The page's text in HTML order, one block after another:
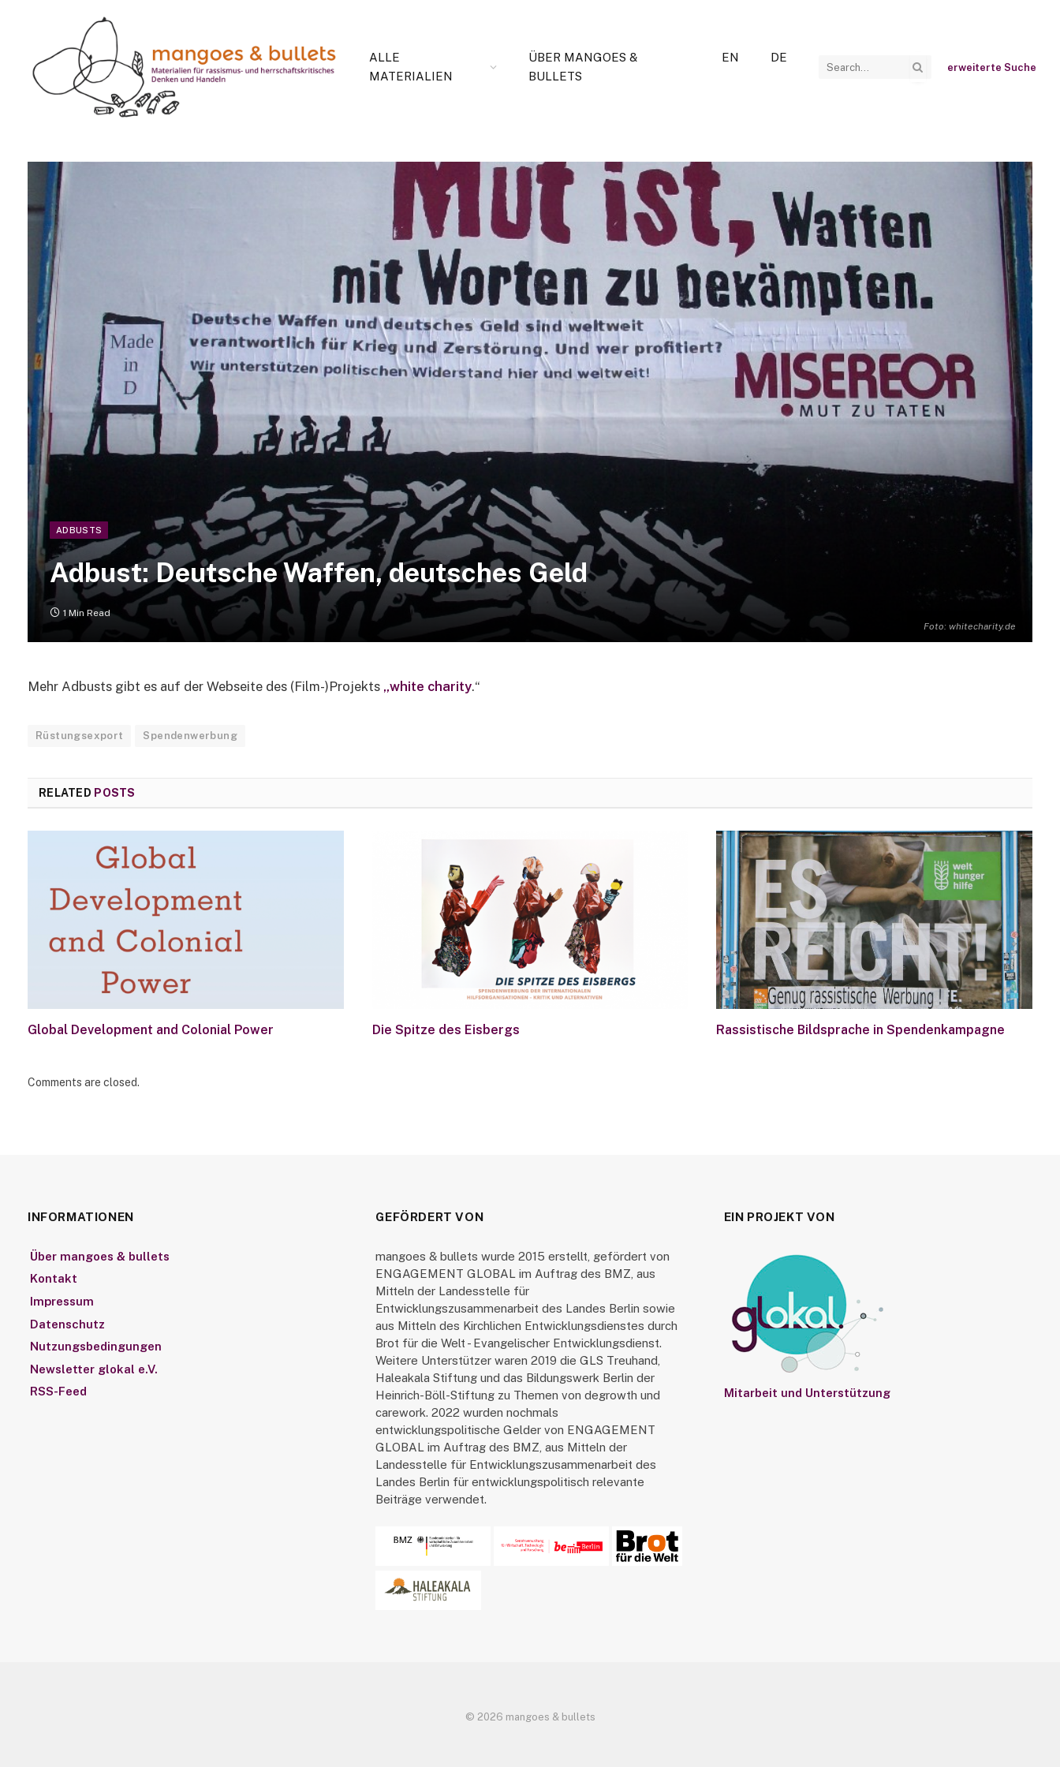
ALLE
MATERIALIEN
ÜBER MANGOES &
BULLETS
EN DE
erweiterte Suche
Foto: whitecharity.de
ADBUSTS
Adbust: Deutsche Waffen, deutsches Geld
1 Min Read
Mehr Adbusts gibt es auf der Webseite des (Film-)Projekts „white charity.“
Rüstungsexport Spendenwerbung
RELATED POSTS
Global Development and Colonial Power Die Spitze des Eisbergs Rassistische Bildsprache in Spendenkampagne
Comments are closed.
INFORMATIONEN
Über mangoes & bullets
Kontakt
Impressum
Datenschutz
Nutzungsbedingungen
Newsletter glokal e.V.
RSS-Feed
GEFÖRDERT VON
mangoes & bullets wurde 2015 erstellt, gefördert von
ENGAGEMENT GLOBAL im Auftrag des BMZ, aus
Mitteln der Landesstelle für
Entwicklungszusammenarbeit des Landes Berlin sowie
aus Mitteln des Kirchlichen Entwicklungsdienstes durch
Brot für die Welt - Evangelischer Entwicklungsdienst.
Weitere Unterstützer waren 2019 die GLS Treuhand,
Haleakala Stiftung und das Bildungswerk Berlin der
Heinrich-Böll-Stiftung zu Themen von degrowth und
carework. 2022 wurden nochmals
entwicklungspolitische Gelder von ENGAGEMENT
GLOBAL im Auftrag des BMZ, aus Mitteln der
Landesstelle für Entwicklungszusammenarbeit des
Landes Berlin für entwicklungspolitisch relevante
Beiträge verwendet.
EIN PROJEKT VON
Mitarbeit und Unterstützung
© 2026 mangoes & bullets